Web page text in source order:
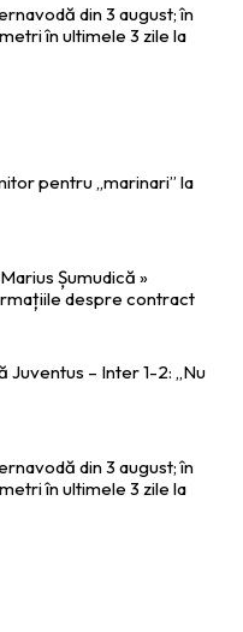
din 3 august; în
în ultimele 3 zile la
pentru „marinari” la
Șumudică »
despre contract
Juventus – Inter 1-2: „Nu
din 3 august; în
în ultimele 3 zile la